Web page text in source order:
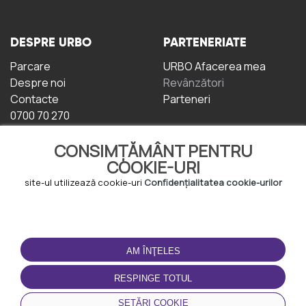
CONSIMȚĂMÂNT PENTRU
COOKIE-URI
site-ul utilizează cookie-uri Confidențialitatea cookie-urilor
AM ÎNŢELES
RESPINGE TOTUL
SETĂRI COOKIE
DESPRE URBO
Parcare
Despre noi
Contacte
0700 70 270
PARTENERIATE
URBO Afacerea mea
Revânzători
Parteneri
TERMENI DE UTILIZARE
Termeni și condiții
Politica de
Confidențialitate
Politica de cookie-uri
DESCĂRCAȚI
APLICAȚIA